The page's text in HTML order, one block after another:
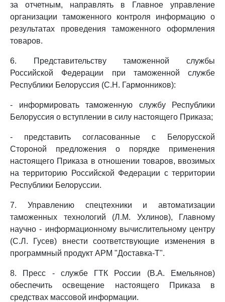
за отчетным, направлять в Главное управление
организации таможенного контроля информацию о
результатах проведения таможенного оформления
товаров.
6. Представительству таможенной службы
Российской Федерации при таможенной службе
Республики Белоруссия (С.Н. Гармонников):
- информировать таможенную службу Республики
Белоруссия о вступлении в силу настоящего Приказа;
- представить согласованные с Белорусской
Стороной предложения о порядке применения
настоящего Приказа в отношении товаров, ввозимых
на территорию Российской Федерации с территории
Республики Белоруссии.
7. Управлению спецтехники и автоматизации
таможенных технологий (Л.М. Ухлинов), Главному
научно - информационному вычислительному центру
(С.Л. Гусев) внести соответствующие изменения в
программный продукт АРМ "Доставка-Т".
8. Пресс - службе ГТК России (В.А. Емельянов)
обеспечить освещение настоящего Приказа в
средствах массовой информации.